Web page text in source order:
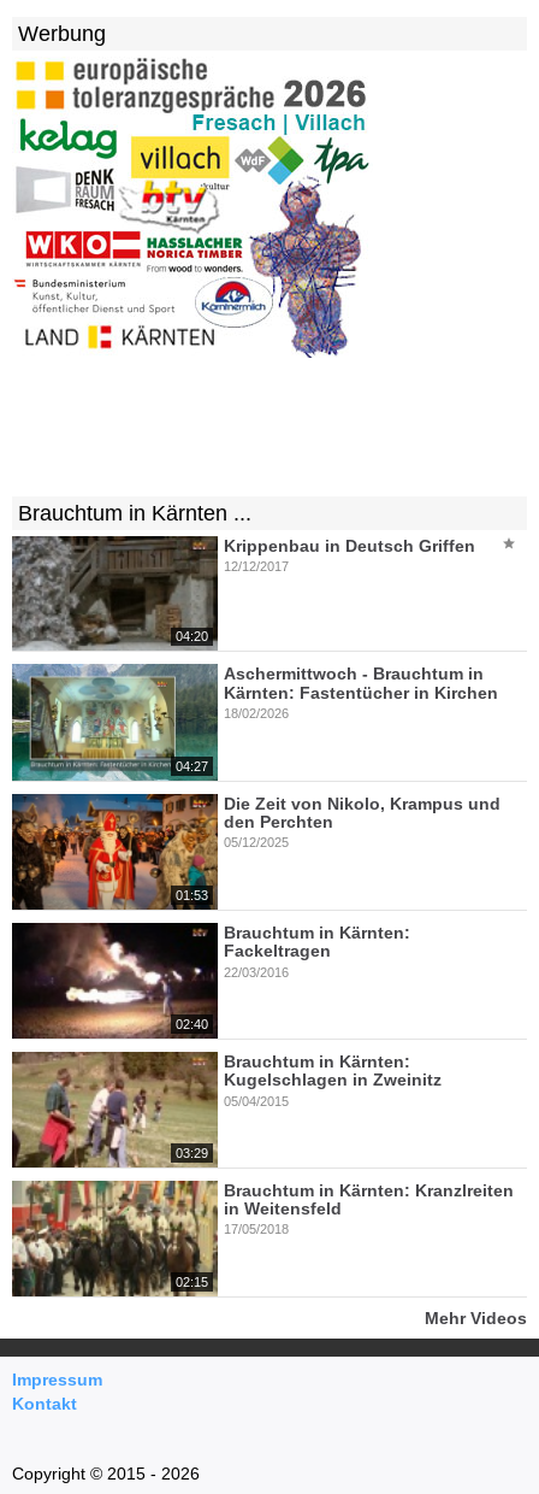
Werbung
Brauchtum in Kärnten ...
04:20
Krippenbau in Deutsch Griffen
12/12/2017
04:27
Aschermittwoch - Brauchtum in
Kärnten: Fastentücher in Kirchen
18/02/2026
01:53
Die Zeit von Nikolo, Krampus und
den Perchten
05/12/2025
02:40
Brauchtum in Kärnten:
Fackeltragen
22/03/2016
03:29
Brauchtum in Kärnten:
Kugelschlagen in Zweinitz
05/04/2015
02:15
Brauchtum in Kärnten: Kranzlreiten
in Weitensfeld
17/05/2018
Mehr Videos
Impressum
Kontakt
Copyright © 2015 - 2026